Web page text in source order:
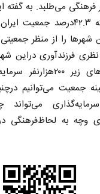
فرهنگی می‌طلبد. به
ما ۹شهرداریم که ۴۲.۳درصد
را از منظر
فرزند‌آوری دراین
باید روی شهرهای زیر
جمعیت می‌توانیم
می‌تواند
وچه به لحاظ‌فرهنگی